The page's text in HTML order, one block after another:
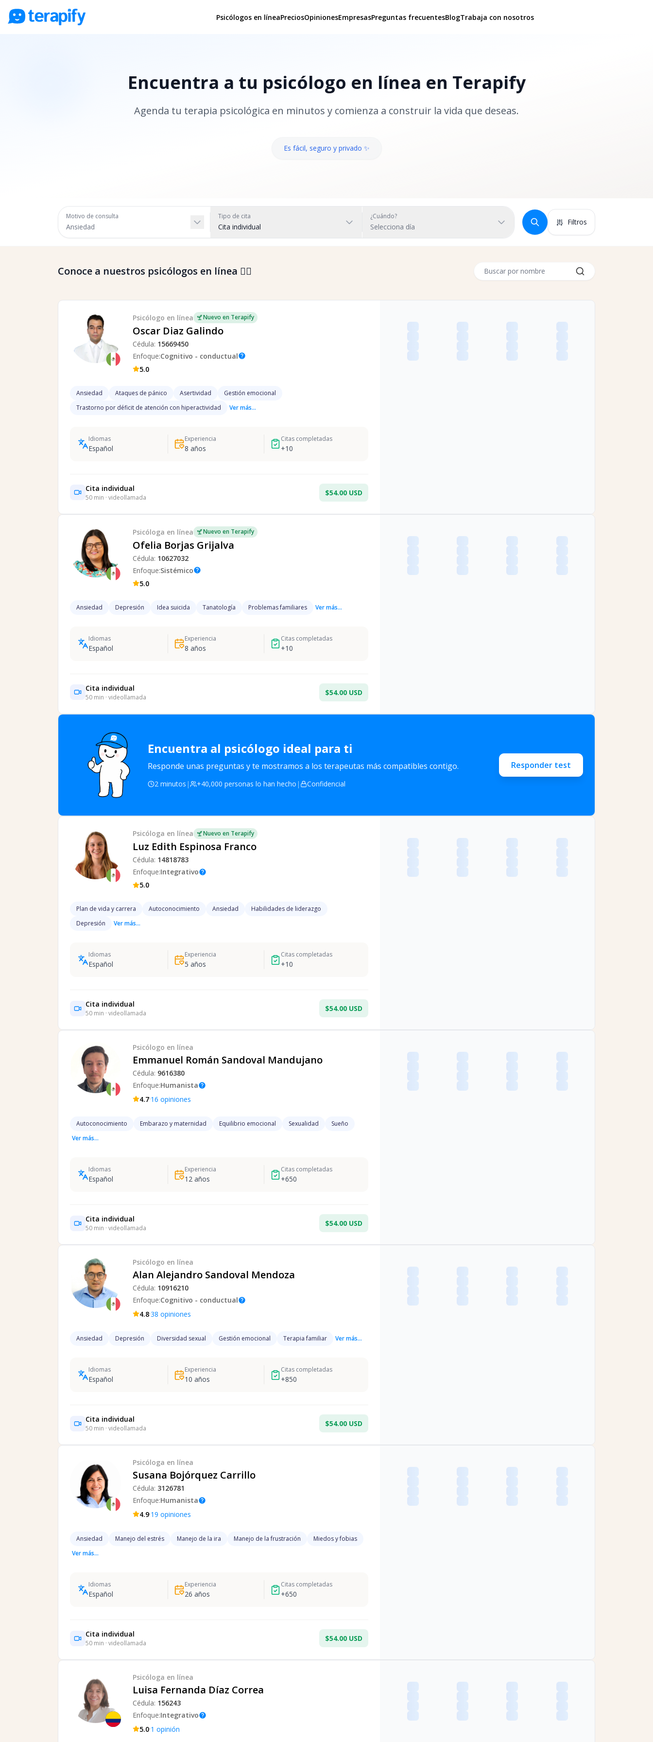
Psicólogos en líneaPreciosOpinionesEmpresasPreguntas frecuentesBlogTrabaja con nosotros
Encuentra a tu psicólogo en línea en Terapify
Agenda tu terapia psicológica en minutos y comienza a construir la vida que deseas.
Es fácil, seguro y privado ✨
Motivo de consulta Tipo de cita
Cita individual
¿Cuándo?
Selecciona día
Filtros
Conoce a nuestros psicólogos en línea 👇🏼 Buscar por nombre
Psicólogo en línea Nuevo en Terapify
Oscar Diaz Galindo
Cédula: 15669450
Enfoque:Cognitivo - conductualhelp
5.0
Ansiedad Ataques de pánico Asertividad
Gestión emocional
Trastorno por déficit de atención con hiperactividad
Ver más...
Idiomas
Español
Experiencia
8 años
Citas completadas
+10
Cita individual
50 min · videollamada
$54.00 USD
Psicóloga en línea Nuevo en Terapify
Ofelia Borjas Grijalva
Cédula: 10627032
Enfoque:Sistémicohelp
5.0
Ansiedad Depresión Idea suicida Tanatología Problemas familiares Ver más...
Idiomas
Español
Experiencia
8 años
Citas completadas
+10
Cita individual
50 min · videollamada
$54.00 USD
Encuentra al psicólogo ideal para ti
Responde unas preguntas y te mostramos a los terapeutas más compatibles contigo.
2 minutos | +40,000 personas lo han hecho | Confidencial
Responder test
Psicóloga en línea Nuevo en Terapify
Luz Edith Espinosa Franco
Cédula: 14818783
Enfoque:Integrativohelp
5.0
Plan de vida y carrera Autoconocimiento Ansiedad
Habilidades de liderazgo
Depresión
Ver más...
Idiomas
Español
Experiencia
5 años
Citas completadas
+10
Cita individual
50 min · videollamada
$54.00 USD
Psicólogo en línea
Emmanuel Román Sandoval Mandujano
Cédula: 9616380
Enfoque:Humanistahelp
4.7·16 opiniones
Autoconocimiento Embarazo y maternidad Equilibrio emocional Sexualidad
Sueño
Ver más...
Idiomas
Español
Experiencia
12 años
Citas completadas
+650
Cita individual
50 min · videollamada
$54.00 USD
Psicólogo en línea
Alan Alejandro Sandoval Mendoza
Cédula: 10916210
Enfoque:Cognitivo - conductualhelp
4.8·38 opiniones
Ansiedad Depresión Diversidad sexual Gestión emocional Terapia familiar Ver más...
Idiomas
Español
Experiencia
10 años
Citas completadas
+850
Cita individual
50 min · videollamada
$54.00 USD
Psicóloga en línea
Susana Bojórquez Carrillo
Cédula: 3126781
Enfoque:Humanistahelp
4.9·19 opiniones
Ansiedad Manejo del estrés Manejo de la ira Manejo de la frustración
Miedos y fobias
Ver más...
Idiomas
Español
Experiencia
26 años
Citas completadas
+650
Cita individual
50 min · videollamada
$54.00 USD
Psicóloga en línea
Luisa Fernanda Díaz Correa
Cédula: 156243
Enfoque:Integrativohelp
5.0·1 opinión